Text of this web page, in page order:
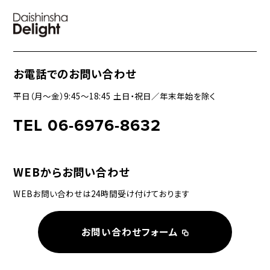
お電話でのお問い合わせ
平日（月〜金）9:45〜18:45 土日・祝日／年末年始を除く
TEL 06-6976-8632
WEBからお問い合わせ
WEBお問い合わせは24時間受け付けております
お問い合わせフォーム